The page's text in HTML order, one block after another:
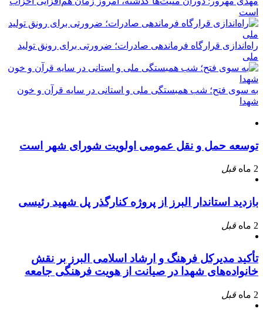
است
راه‌اندازی قرارگاه فرماندهی صادرات؛ ضرورتی برای رونق تولید
ملی
به سوی فتح؛ شب همبستگی ملی و استانی در سایه قرآن و خون
شهدا
توسعه حمل و نقل عمومی اولویت شورای شهر است
2 ماه قبل
بازدید استاندار البرز از پروژه کنارگذر پل شهید رئیسی
2 ماه قبل
تأکید مدیرکل فرهنگ و ارشاد اسلامی البرز بر نقش
خانواده‌های شهدا در صیانت از هویت فرهنگی جامعه
2 ماه قبل